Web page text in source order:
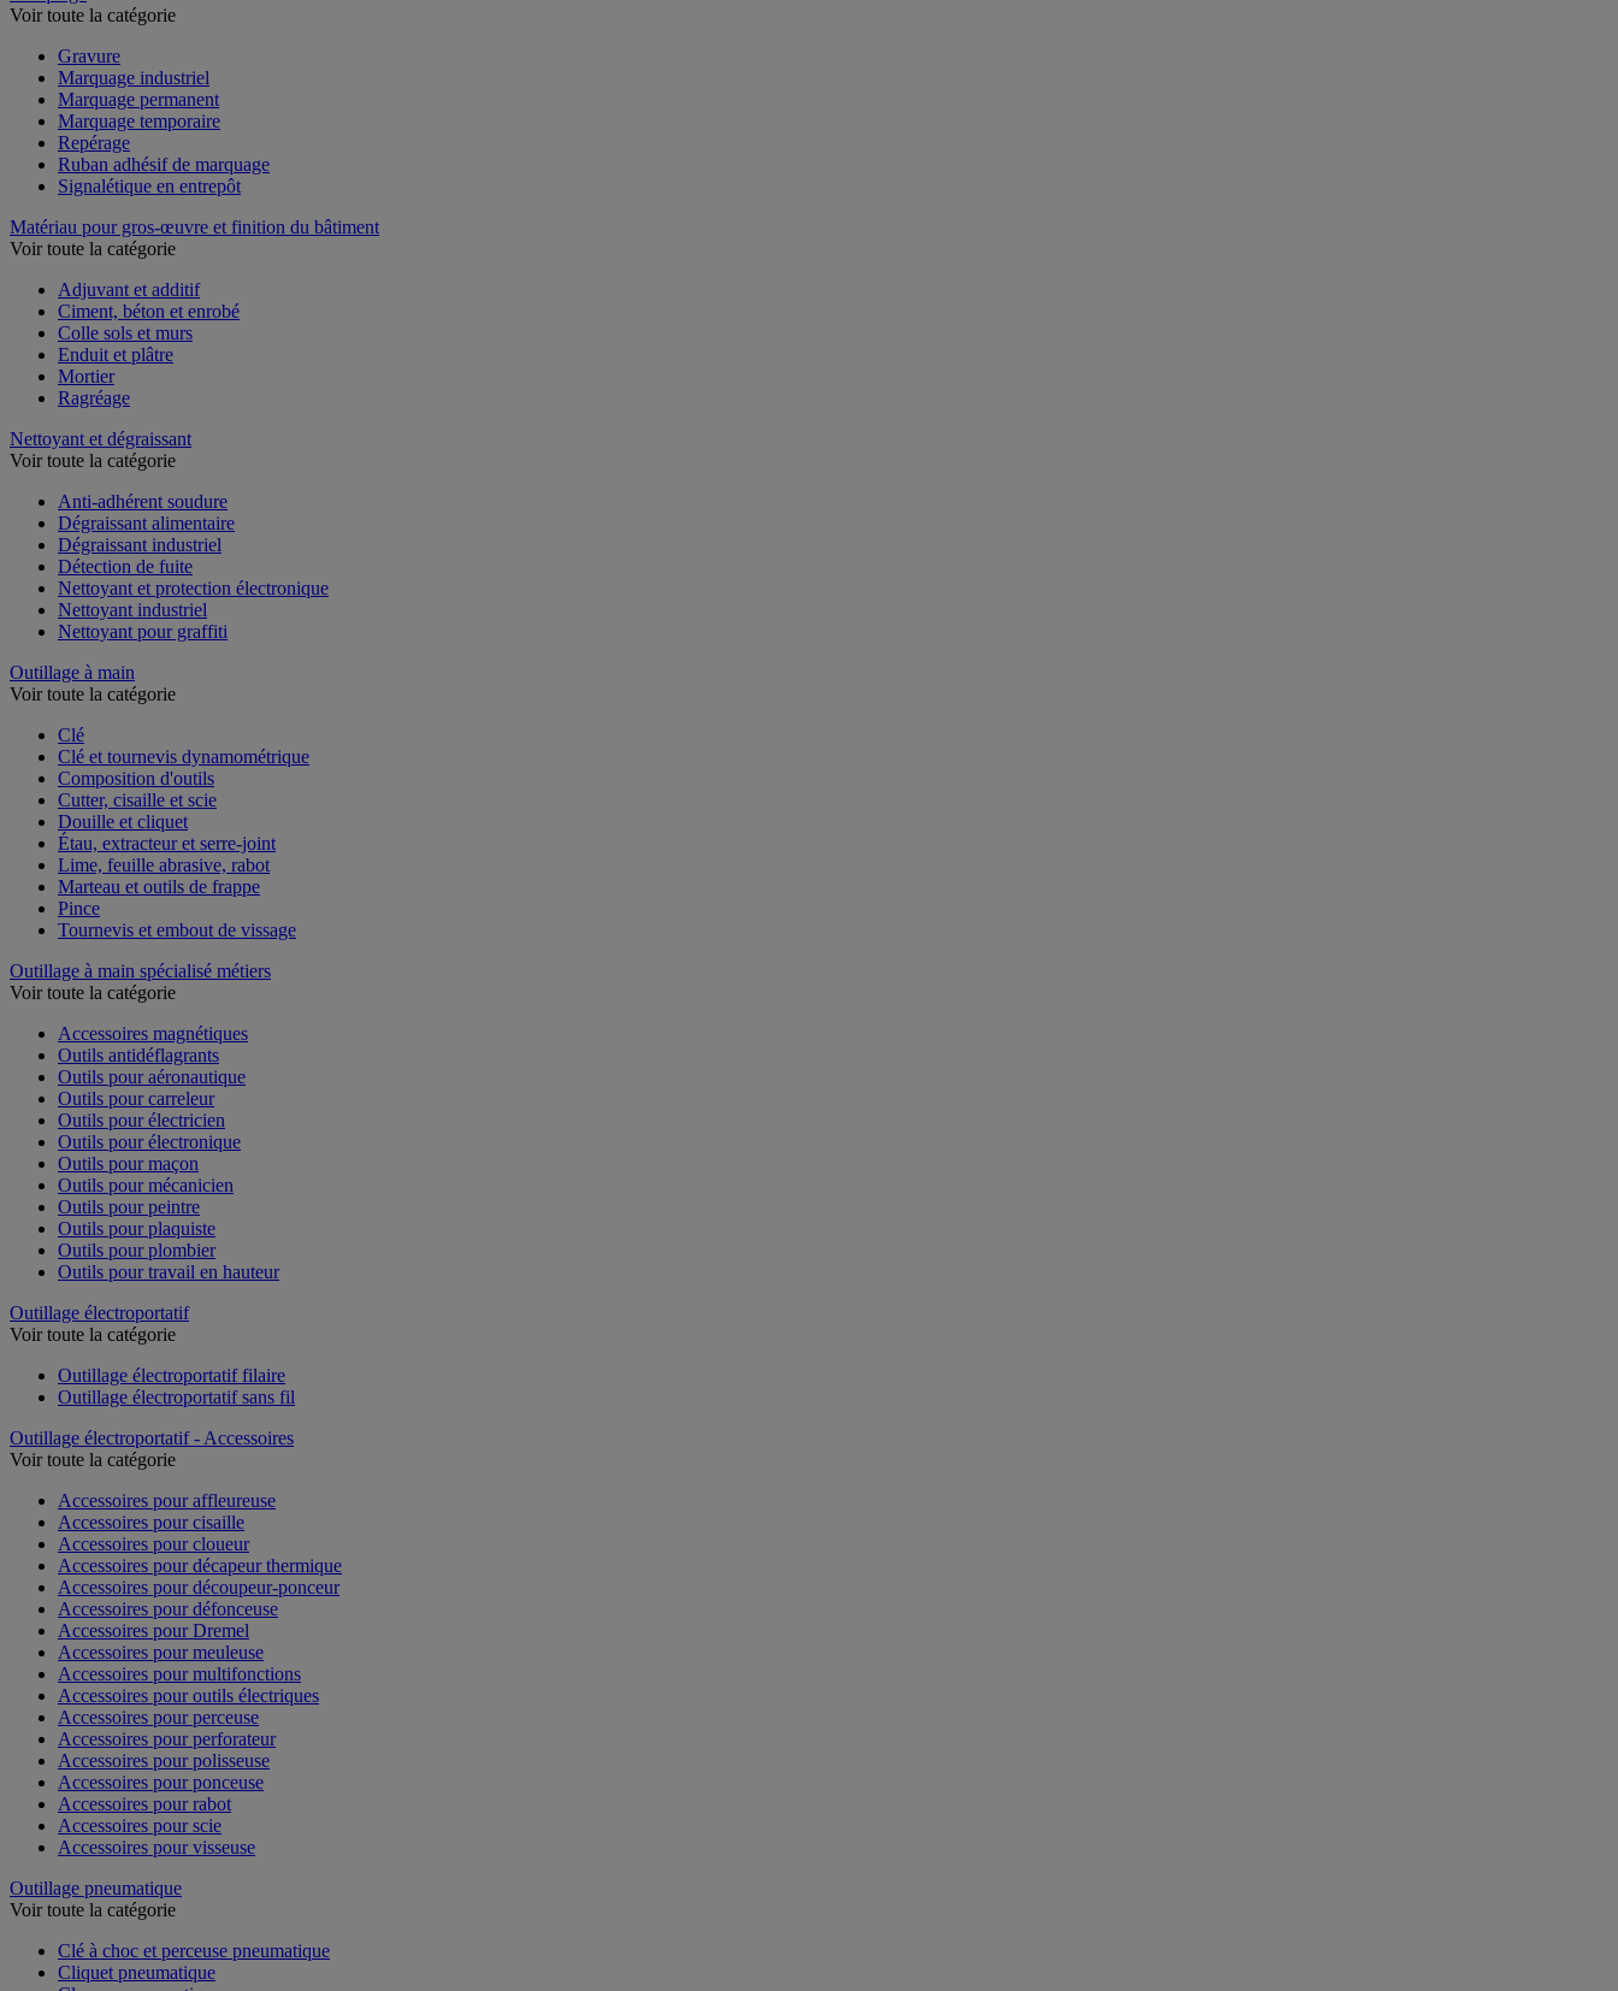
Marquage
Gravure
Marquage industriel
Marquage permanent
Marquage temporaire
Repérage
Ruban adhésif de marquage
Matériau pour gros-œuvre et finition du bâtiment
Adjuvant et additif
Ciment, béton et enrobé
Colle sols et murs
Enduit et plâtre
Mortier
Nettoyant et dégraissant
Anti-adhérent soudure
Dégraissant alimentaire
Dégraissant industriel
Détection de fuite
Nettoyant et protection électronique
Nettoyant industriel
Outillage à main
Clé
Clé et tournevis dynamométrique
Composition d'outils
Cutter, cisaille et scie
Douille et cliquet
Étau, extracteur et serre-joint
Lime, feuille abrasive, rabot
Marteau et outils de frappe
Pince
Outillage à main spécialisé métiers
Accessoires magnétiques
Outils antidéflagrants
Outils pour aéronautique
Outils pour carreleur
Outils pour électricien
Outils pour électronique
Outils pour maçon
Outils pour mécanicien
Outils pour peintre
Outils pour plaquiste
Outils pour plombier
Outillage électroportatif
Outillage électroportatif filaire
Outillage électroportatif - Accessoires
Accessoires pour affleureuse
Accessoires pour cisaille
Accessoires pour cloueur
Accessoires pour décapeur thermique
Accessoires pour découpeur-ponceur
Accessoires pour défonceuse
Accessoires pour Dremel
Accessoires pour meuleuse
Accessoires pour multifonctions
Accessoires pour outils électriques
Accessoires pour perceuse
Accessoires pour perforateur
Accessoires pour polisseuse
Accessoires pour ponceuse
Accessoires pour rabot
Accessoires pour scie
Outillage pneumatique
Clé à choc et perceuse pneumatique